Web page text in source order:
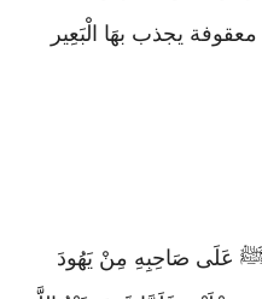
يجذب بهَا الْبَعِير
عَلَى صَاحِبِهِ مِنْ يَهُودَ